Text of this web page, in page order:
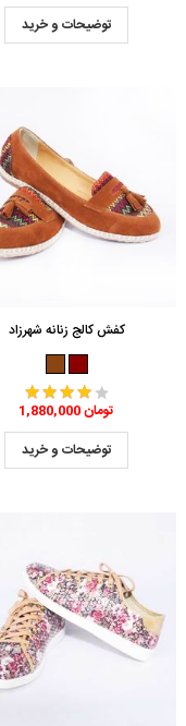
توضیحات و خرید
کفش کالج زنانه شهرزاد
1,880,000 تومان
توضیحات و خرید